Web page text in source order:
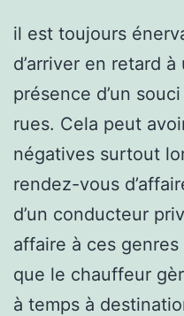
il est toujours
d’arriver en retard
présence d’un
rues. Cela peut
négatives surtout
rendez-vous
d’un conducteur
affaire à ces
que le chauffeur
à temps à